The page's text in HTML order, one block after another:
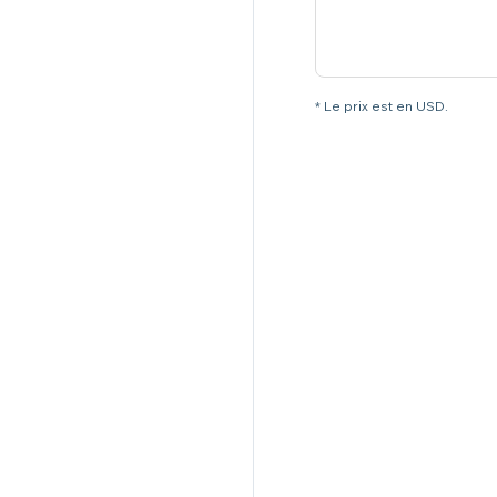
* Le prix est en USD.